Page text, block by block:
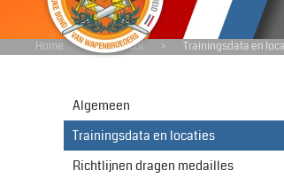
Home Protocol Trainingsdata en
Algemeen
Trainingsdata en locaties
Richtlijnen dragen medailles